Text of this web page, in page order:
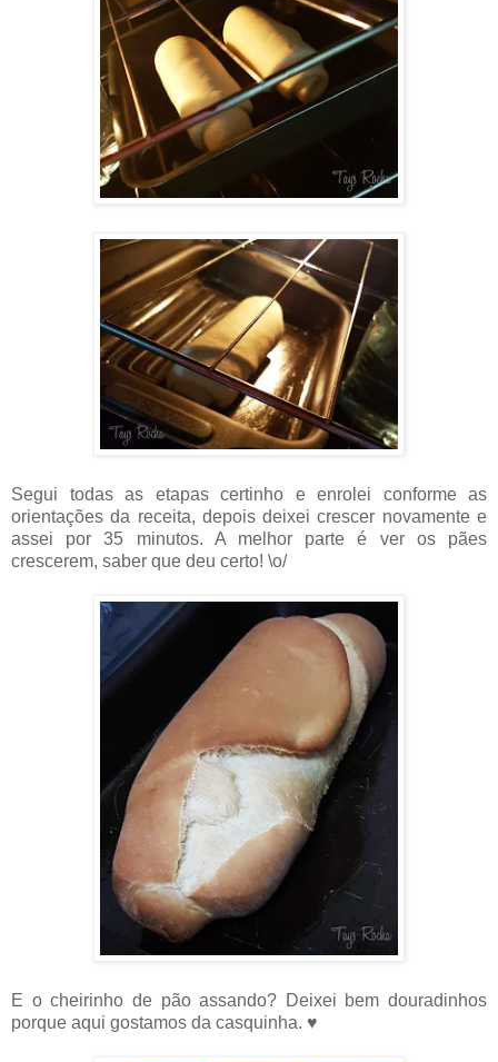
Segui todas as etapas certinho e enrolei conforme as
orientações da receita, depois deixei crescer novamente e
assei por 35 minutos. A melhor parte é ver os pães
crescerem, saber que deu certo! \o/
E o cheirinho de pão assando? Deixei bem douradinhos
porque aqui gostamos da casquinha. ♥